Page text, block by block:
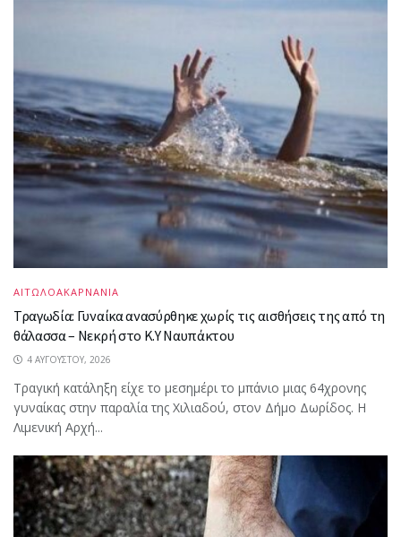
ΑΙΤΩΛΟΑΚΑΡΝΑΝΙΑ
Τραγωδία: Γυναίκα ανασύρθηκε χωρίς τις αισθήσεις της από τη
θάλασσα – Νεκρή στο Κ.Υ Ναυπάκτου
4 ΑΥΓΟΎΣΤΟΥ, 2026
Τραγική κατάληξη είχε το μεσημέρι το μπάνιο μιας 64χρονης
γυναίκας στην παραλία της Χιλιαδού, στον Δήμο Δωρίδος. Η
Λιμενική Αρχή...